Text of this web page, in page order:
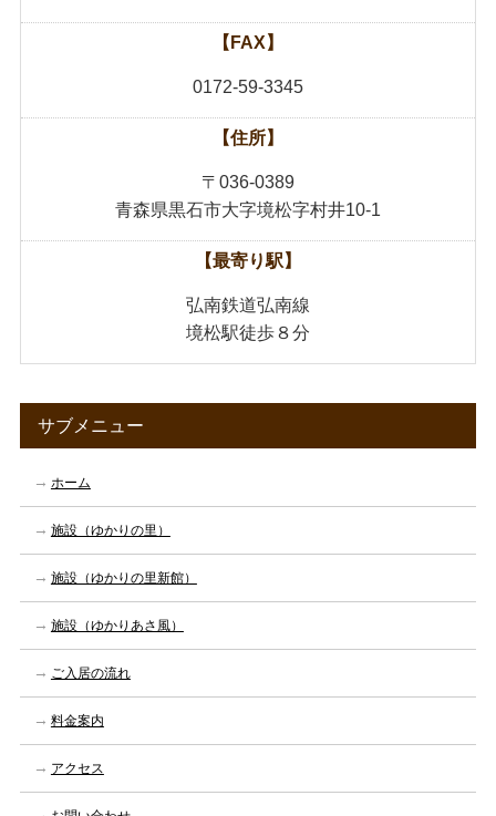
【FAX】
0172-59-3345
【住所】
〒036-0389
青森県黒石市大字境松字村井10-1
【最寄り駅】
弘南鉄道弘南線
境松駅徒歩８分
サブメニュー
ホーム
施設（ゆかりの里）
施設（ゆかりの里新館）
施設（ゆかりあさ風）
ご入居の流れ
料金案内
アクセス